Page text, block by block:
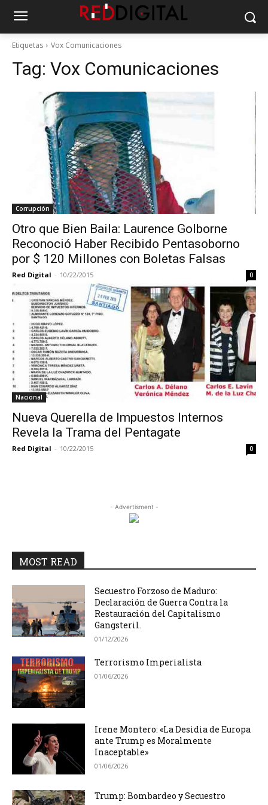
Etiquetas Vox Comunicaciones
Tag: Vox Comunicaciones
Corrupción
Otro que Bien Baila: Laurence Golborne
Reconoció Haber Recibido Pentasoborno
por $ 120 Millones con Boletas Falsas
Red Digital - 10/22/2015 0
Nacional
Nueva Querella de Impuestos Internos
Revela la Trama del Pentagate
Red Digital - 10/22/2015 0
- Advertisment -
MOST READ
Secuestro Forzoso de Maduro:
Declaración de Guerra Contra la
Restauración del Capitalismo
Gangsteril.
01/12/2026
Terrorismo Imperialista
01/06/2026
Irene Montero: «La Desidia de Europa
ante Trump es Moralmente
Inaceptable»
01/06/2026
Trump: Bombardeo y Secuestro